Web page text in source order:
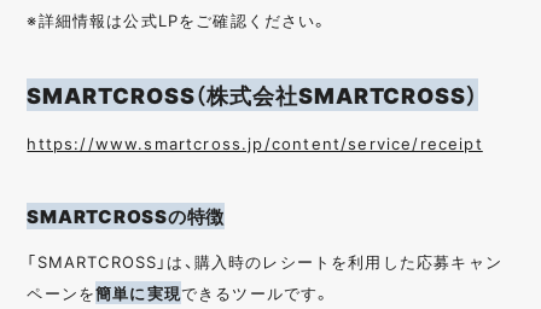
※詳細情報は公式LPをご確認ください。
SMARTCROSS（株式会社SMARTCROSS）
https://www.smartcross.jp/content/service/receipt
SMARTCROSSの特徴
「SMARTCROSS」は、購入時のレシートを利用した応募キャン
ペーンを簡単に実現できるツールです。